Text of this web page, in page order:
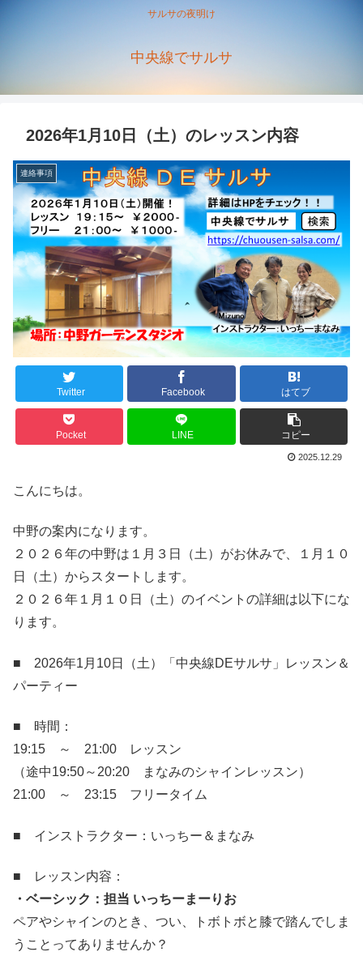
サルサの夜明け
中央線でサルサ
2026年1月10日（土）のレッスン内容
連絡事項
Twitter Facebook はてブ
Pocket LINE コピー
2025.12.29
こんにちは。
中野の案内になります。
２０２６年の中野は１月３日（土）がお休みで、１月１０
日（土）からスタートします。
２０２６年１月１０日（土）のイベントの詳細は以下にな
ります。
■ 2026年1月10日（土）「中央線DEサルサ」レッスン＆
パーティー
■ 時間：
19:15 ～ 21:00 レッスン
（途中19:50～20:20 まなみのシャインレッスン）
21:00 ～ 23:15 フリータイム
■ インストラクター：いっちー＆まなみ
■ レッスン内容：
・ベーシック：担当 いっちーまーりお
ペアやシャインのとき、つい、トボトボと膝で踏んでしま
うことってありませんか？